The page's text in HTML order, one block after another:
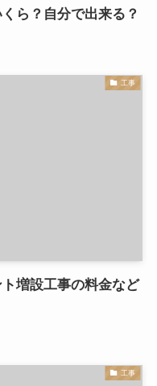
ら？自分で出来る？
工事
増設工事の料金など
工事